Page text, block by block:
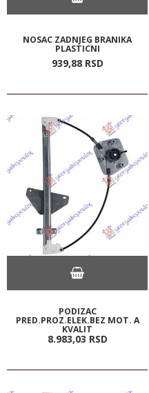
NOSAC ZADNJEG BRANIKA
PLASTICNI
939,88 RSD
PODIZAC
PRED.PROZ.ELEK.BEZ MOT. A
KVALIT
8.983,03 RSD